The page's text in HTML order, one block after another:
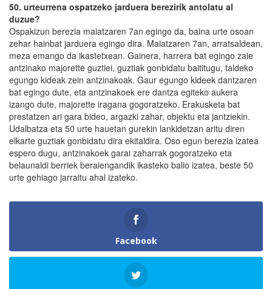
50. urteurrena ospatzeko jarduera berezirik antolatu al
duzue?
Ospakizun berezia maiatzaren 7an egingo da, baina urte osoan
zehar hainbat jarduera egingo dira. Maiatzaren 7an, arratsaldean,
meza emango da ikastetxean. Gainera, harrera bat egingo zaie
antzinako majorette guztiei, guztiak gonbidatu baititugu, taldeko
egungo kideak zein antzinakoak. Gaur egungo kideek dantzaren
bat egingo dute, eta antzinakoek ere dantza egiteko aukera
izango dute, majorette iragana gogoratzeko. Erakusketa bat
prestatzen ari gara bideo, argazki zahar, objektu eta jantziekin.
Udalbatza eta 50 urte hauetan gurekin lankidetzan aritu diren
elkarte guztiak gonbidatu dira ekitaldira. Oso egun berezia izatea
espero dugu, antzinakoek garai zaharrak gogoratzeko eta
belaunaldi berriek beraiengandik ikasteko balio izatea, beste 50
urte gehiago jarraitu ahal izateko.
Facebook